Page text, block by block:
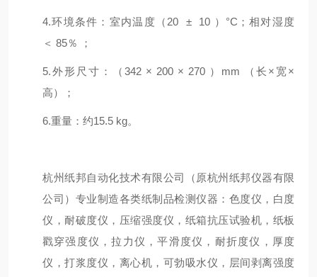
4.环境条件：室内温度（20 ± 10 ）°C；相对湿度
＜ 85％ ；
5.外形尺寸：（342 × 200 × 270 ）mm （长×宽×
高）；
6.重量：约15.5 kg。
杭州纸邦自动化技术有限公司（原杭州纸邦仪器有限
公司）专业制造各类纸制品检测仪器：色度仪，白度
仪，耐破度仪，压缩强度仪，纸箱抗压试验机，纸板
戳穿强度仪，拉力仪，平滑度仪，耐折度仪，厚度
仪，打浆度仪，离心机，可勃吸水仪，层间剥离强度